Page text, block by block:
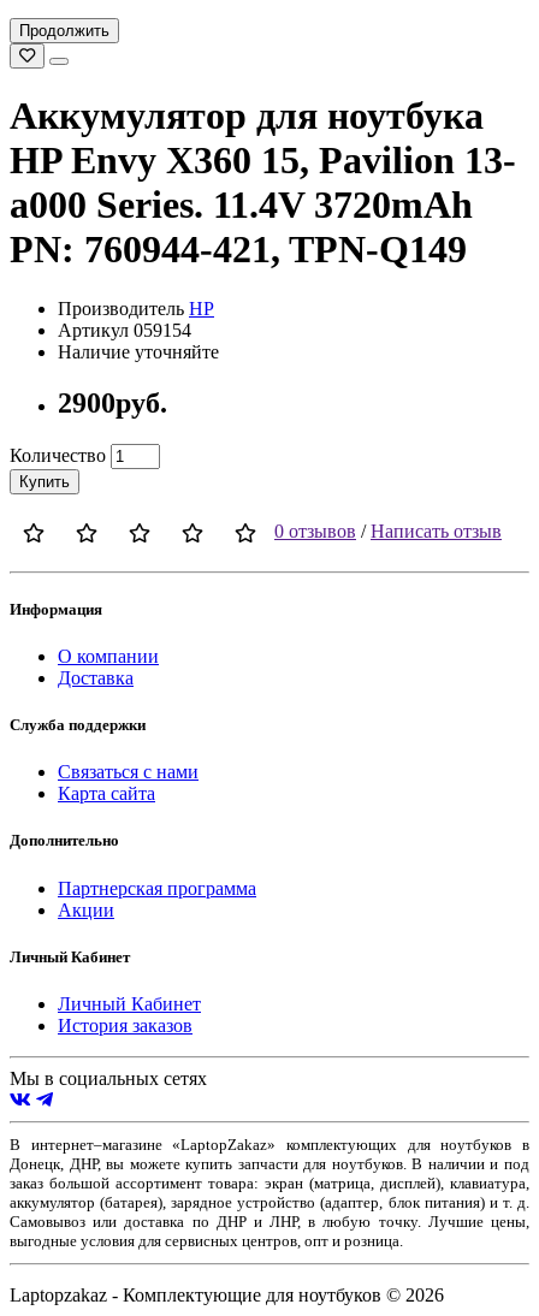
Продолжить
Аккумулятор для ноутбука
HP Envy X360 15, Pavilion 13-
a000 Series. 11.4V 3720mAh
PN: 760944-421, TPN-Q149
Производитель HP
Артикул 059154
Наличие уточняйте
2900руб.
Количество
Купить
0 отзывов /Написать отзыв
Информация
О компании
Доставка
Служба поддержки
Связаться с нами
Карта сайта
Дополнительно
Партнерская программа
Акции
Личный Кабинет
Личный Кабинет
История заказов
Мы в социальных сетях
В интернет–магазине «LaptopZakaz» комплектующих для ноутбуков в
Донецк, ДНР, вы можете купить запчасти для ноутбуков. В наличии и под
заказ большой ассортимент товара: экран (матрица, дисплей), клавиатура,
аккумулятор (батарея), зарядное устройство (адаптер, блок питания) и т. д.
Самовывоз или доставка по ДНР и ЛНР, в любую точку. Лучшие цены,
выгодные условия для сервисных центров, опт и розница.
Laptopzakaz - Комплектующие для ноутбуков © 2026